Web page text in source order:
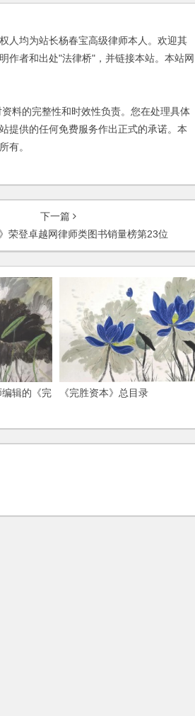
人均为站长杨春宝高级律师本人。欢迎其
作者和出处"法律桥"，并链接本站。本站网
料的完整性和时效性负责。您在处理具体
提供的任何免费服务作出正式的承诺。本
有。
下一篇
》荣登卓越网律师类图书销量榜第23位
辑的《完
《完胜资本》总目录